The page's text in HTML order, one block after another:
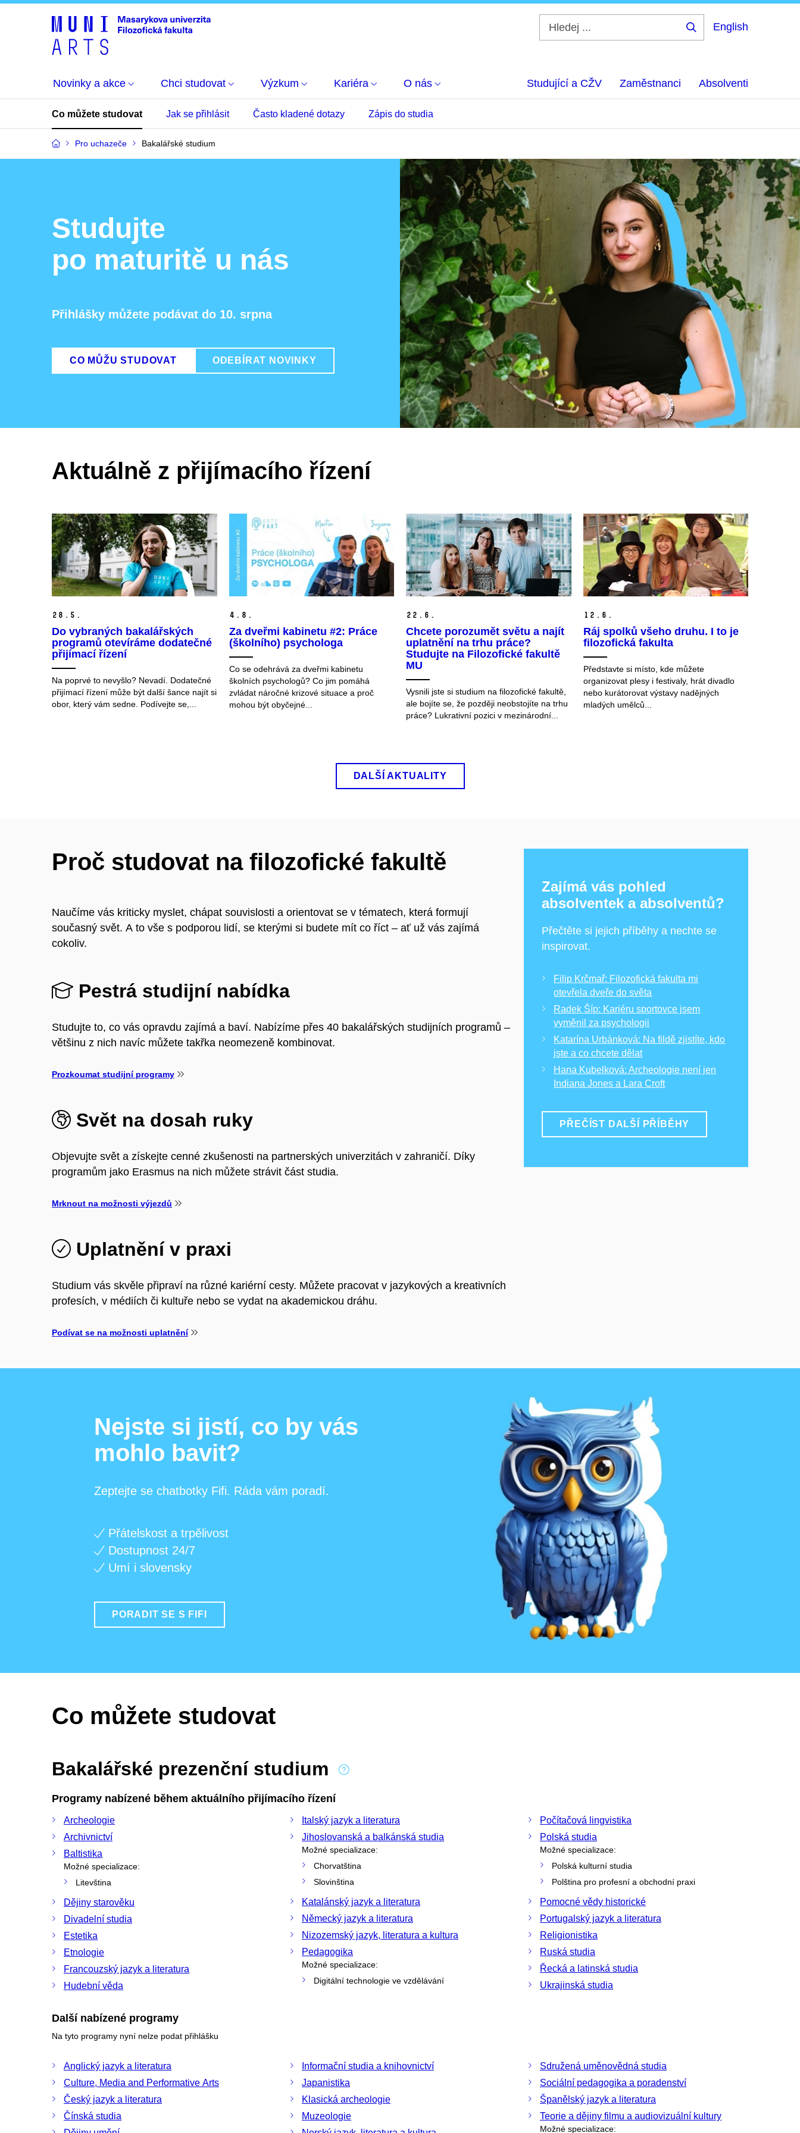
English
Novinky a akce Chci studovat Výzkum Kariéra O nás Studující a CŽV Zaměstnanci Absolventi
Co můžete studovat Jak se přihlásit Často kladené dotazy Zápis do studia
Pro uchazeče Bakalářské studium
Studujte
po maturitě u nás
Přihlášky můžete podávat do 10. srpna
CO MŮŽU STUDOVAT ODEBÍRAT NOVINKY
Aktuálně z přijímacího řízení
28. 5.
Do vybraných bakalářských
programů otevíráme dodatečné
přijímací řízení
Na poprvé to nevyšlo? Nevadí. Dodatečné
přijímací řízení může být další šance najít si
obor, který vám sedne. Podívejte se,...
4. 8.
Za dveřmi kabinetu #2: Práce
(školního) psychologa
Co se odehrává za dveřmi kabinetu
školních psychologů? Co jim pomáhá
zvládat náročné krizové situace a proč
mohou být obyčejné...
22. 6.
Chcete porozumět světu a najít
uplatnění na trhu práce?
Studujte na Filozofické fakultě
MU
Vysnili jste si studium na filozofické fakultě,
ale bojíte se, že později neobstojíte na trhu
práce? Lukrativní pozici v mezinárodní...
12. 6.
Ráj spolků všeho druhu. I to je
filozofická fakulta
Představte si místo, kde můžete
organizovat plesy i festivaly, hrát divadlo
nebo kurátorovat výstavy nadějných
mladých umělců...
DALŠÍ AKTUALITY
Proč studovat na filozofické fakultě
Naučíme vás kriticky myslet, chápat souvislosti a orientovat se v tématech, která formují
současný svět. A to vše s podporou lidí, se kterými si budete mít co říct – ať už vás zajímá
cokoliv.
Pestrá studijní nabídka
Studujte to, co vás opravdu zajímá a baví. Nabízíme přes 40 bakalářských studijních programů –
většinu z nich navíc můžete takřka neomezeně kombinovat.
Prozkoumat studijní programy
Svět na dosah ruky
Objevujte svět a získejte cenné zkušenosti na partnerských univerzitách v zahraničí. Díky
programům jako Erasmus na nich můžete strávit část studia.
Mrknout na možnosti výjezdů
Uplatnění v praxi
Studium vás skvěle připraví na různé kariérní cesty. Můžete pracovat v jazykových a kreativních
profesích, v médiích či kultuře nebo se vydat na akademickou dráhu.
Podívat se na možnosti uplatnění
Zajímá vás pohled
absolventek a absolventů?
Přečtěte si jejich příběhy a nechte se
inspirovat.
Filip Krčmař: Filozofická fakulta mi
otevřela dveře do světa
Radek Šíp: Kariéru sportovce jsem
vyměnil za psychologii
Katarína Urbánková: Na fildě zjistíte, kdo
jste a co chcete dělat
Hana Kubelková: Archeologie není jen
Indiana Jones a Lara Croft
PŘEČÍST DALŠÍ PŘÍBĚHY
Nejste si jistí, co by vás
mohlo bavit?
Zeptejte se chatbotky Fifi. Ráda vám poradí.
Přátelskost a trpělivost
Dostupnost 24/7
Umí i slovensky
PORADIT SE S FIFI
Co můžete studovat
Bakalářské prezenční studium
Programy nabízené během aktuálního přijímacího řízení
Archeologie
Archivnictví
Baltistika
Možné specializace:
Litevština
Dějiny starověku
Divadelní studia
Estetika
Etnologie
Francouzský jazyk a literatura
Hudební věda
Italský jazyk a literatura
Jihoslovanská a balkánská studia
Možné specializace:
Chorvatština
Slovinština
Katalánský jazyk a literatura
Německý jazyk a literatura
Nizozemský jazyk, literatura a kultura
Pedagogika
Možné specializace:
Digitální technologie ve vzdělávání
Počítačová lingvistika
Polská studia
Možné specializace:
Polská kulturní studia
Polština pro profesní a obchodní praxi
Pomocné vědy historické
Portugalský jazyk a literatura
Religionistika
Ruská studia
Řecká a latinská studia
Ukrajinská studia
Další nabízené programy
Na tyto programy nyní nelze podat přihlášku
Anglický jazyk a literatura
Culture, Media and Performative Arts
Český jazyk a literatura
Čínská studia
Informační studia a knihovnictví
Japanistika
Klasická archeologie
Muzeologie
Sdružená uměnovědná studia
Sociální pedagogika a poradenství
Španělský jazyk a literatura
Teorie a dějiny filmu a audiovizuální kultury
Možné specializace: